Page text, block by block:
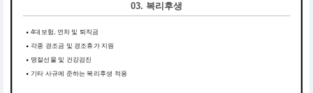
03. 복리후생
4대보험, 연차 및 퇴직금
각종 경조금 및 경조휴가 지원
명절선물 및 건강검진
기타 사규에 준하는 복리후생 적용